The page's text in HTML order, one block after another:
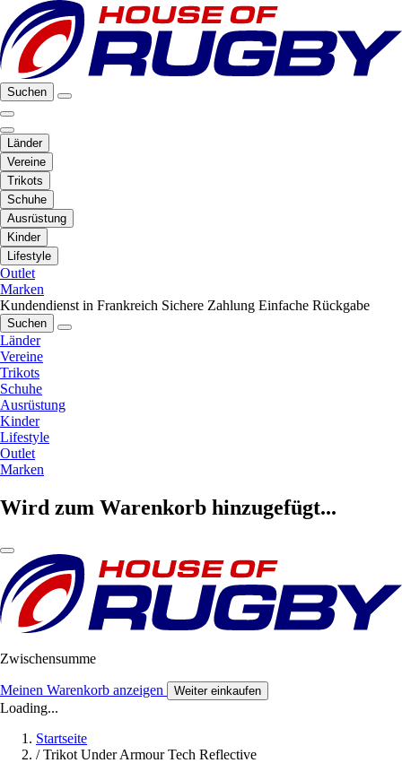
Suchen
Länder
Vereine
Trikots
Schuhe
Ausrüstung
Kinder
Lifestyle
Outlet
Marken
Kundendienst in Frankreich Sichere Zahlung Einfache Rückgabe
Suchen
Länder
Vereine
Trikots
Schuhe
Ausrüstung
Kinder
Lifestyle
Outlet
Marken
Wird zum Warenkorb hinzugefügt...
Zwischensumme
Meinen Warenkorb anzeigen Weiter einkaufen
Loading...
Startseite
/ Trikot Under Armour Tech Reflective